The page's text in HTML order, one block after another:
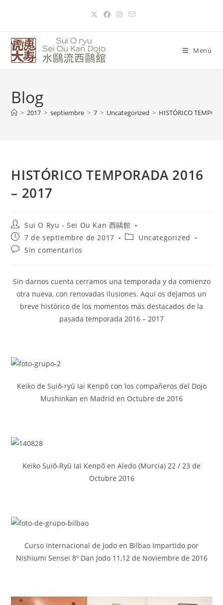
Menú
Blog
> 2017 > septiembre > 7 > Uncategorized > HISTÓRICO
HISTÓRICO TEMPORADA 2016
– 2017
Sui O Ryu - Sei Ou Kan 西鷗館
7 de septiembre de 2017
Uncategorized
Sin comentarios
Sin darnos cuenta cerramos una temporada y da comienzo
otra nueva, con renovadas ilusiones. Aquí os dejamos un
breve histórico de los momentos más destacados de la
pasada temporada 2016 – 2017
Keiko de Suiō-ryū Iai Kenpō con los compañeros del Dojo
Mushinkan en Madrid en Octubre de 2016
Keiko Suiō-Ryū Iai Kenpō en Aledo (Murcia) 22 / 23 de
Octubre 2016
Curso Internacional de Jodo en Bilbao Impartido por
Nishiumi Sensei 8º Dan Jodo 11,12 de Noviembre de 2016